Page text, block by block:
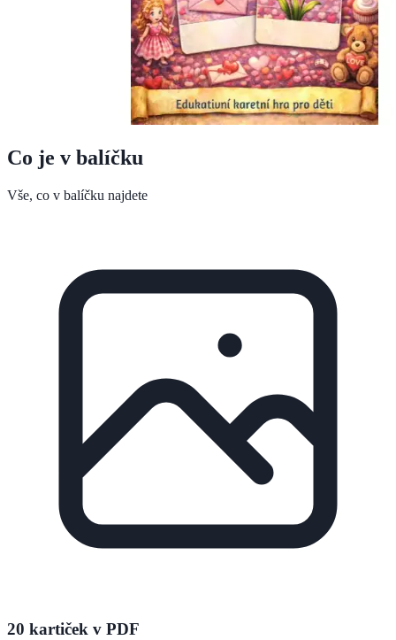
Co je v balíčku
Vše, co v balíčku najdete
20 kartiček v PDF